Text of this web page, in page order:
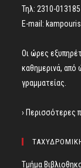
Τηλ: 2310-013185
E-mail:
Οι ώρες
καθημερινά, από
γραμματείας.
› Περισσότερες
Τμήμα